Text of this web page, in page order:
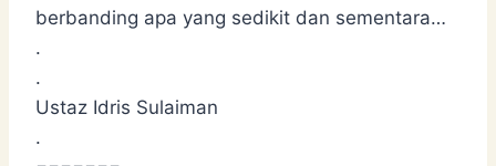
berbanding apa yang sedikit dan sementara…
.
.
Ustaz Idris Sulaiman
.